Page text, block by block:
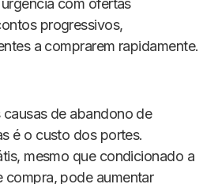
com ofertas
progressivos,
a comprarem rapidamente.
de abandono de
é o custo dos portes.
mesmo que condicionado a
compra, pode aumentar